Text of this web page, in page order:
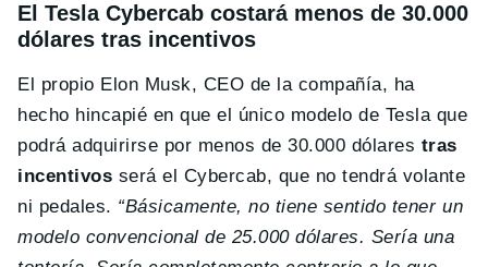
El Tesla Cybercab costará menos de 30.000
dólares tras incentivos
El propio Elon Musk, CEO de la compañía, ha
hecho hincapié en que el único modelo de Tesla que
podrá adquirirse por menos de 30.000 dólares tras
incentivos será el Cybercab, que no tendrá volante
ni pedales. “Básicamente, no tiene sentido tener un
modelo convencional de 25.000 dólares. Sería una